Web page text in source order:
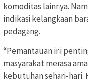
komoditas lainnya.
indikasi kelangkaan
pedagang.
“Pemantauan ini
masyarakat merasa
kebutuhan sehari-hari.